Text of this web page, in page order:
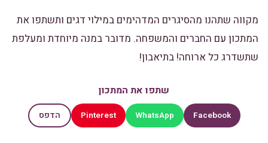
מקווה שתהנו מהסיגרים המדהימים במילוי דגים ותשתפו את
המתכון עם החברים והמשפחה. מדובר במנה מיוחדת ומעלפת
שתשדרג כל ארוחה! בתיאבון!
שתפו את המתכון
Facebook
WhatsApp
Pinterest הדפס